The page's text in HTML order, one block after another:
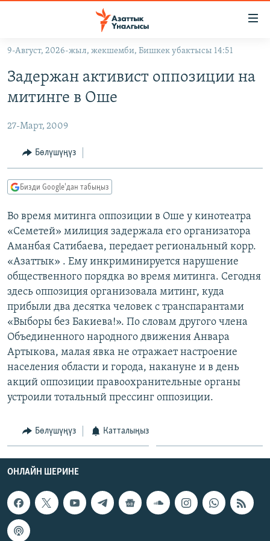
Навигацияга
өтүңүз
Издөөгө
салыңыз
КЫРГЫЗСТАН
САЯСАТ
ЭКОНОМИКА
ДҮЙНӨ
БОРБОР АЗИЯ
УКРАИНА
АТАЙЫН ИЛИКТӨӨ
БҮГҮН АЗАТТЫКТА
ЭКСПЕРТТЕР ТАЛДАЙТ
БИЗ ЖАНА ДҮЙНӨ
ДАНИСТЕ
ЭЖЕ-СИҢДИЛЕР
АЗАТТЫК+
ЫҢГАЙСЫЗ СУРООЛОР
ПОДКАСТ
ӨЗГӨЧӨ ПИКИР
Русский
ОНЛАЙН ШЕРИНЕ
ЭЕ/АРнун бардык сайттары
9-Август, 2026-жыл, жекшемби, Бишкек убактысы 14:51
Задержан активист оппозиции на
митинге в Оше
27-Март, 2009
Бөлүшүңүз
Бизди Google'дан табыңыз
Во время митинга оппозиции в Оше у кинотеатра
«Семетей» милиция задержала его организатора
Аманбая Сатибаева, передает региональный корр.
«Азаттык» . Ему инкриминируется нарушение
общественного порядка во время митинга. Сегодня
здесь оппозиция организовала митинг, куда
прибыли два десятка человек с транспарантами
«Выборы без Бакиева!». По словам другого члена
Объединенного народного движения Анвара
Артыкова, малая явка не отражает настроение
населения области и города, накануне и в день
акций оппозиции правоохранительные органы
устроили тотальный прессинг оппозиции.
Бөлүшүңүз Катталыңыз
ОНЛАЙН ШЕРИНЕ